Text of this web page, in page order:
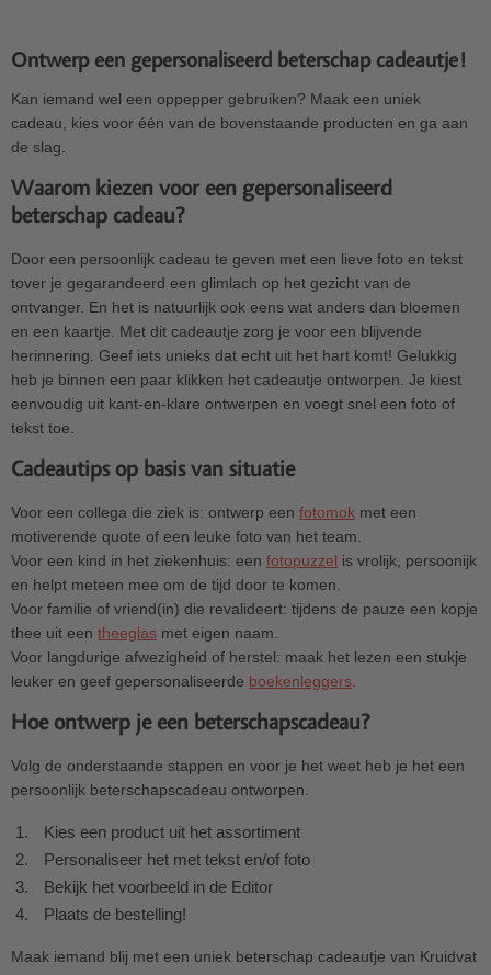
Ontwerp een gepersonaliseerd beterschap cadeautje!
Kan iemand wel een oppepper gebruiken? Maak een uniek
cadeau, kies voor één van de bovenstaande producten en ga aan
de slag.
Waarom kiezen voor een gepersonaliseerd
beterschap cadeau?
Door een persoonlijk cadeau te geven met een lieve foto en tekst
tover je gegarandeerd een glimlach op het gezicht van de
ontvanger. En het is natuurlijk ook eens wat anders dan bloemen
en een kaartje. Met dit cadeautje zorg je voor een blijvende
herinnering. Geef iets unieks dat echt uit het hart komt! Gelukkig
heb je binnen een paar klikken het cadeautje ontworpen. Je kiest
eenvoudig uit kant-en-klare ontwerpen en voegt snel een foto of
tekst toe.
Cadeautips op basis van situatie
Voor een collega die ziek is: ontwerp een fotomok met een
motiverende quote of een leuke foto van het team.
Voor een kind in het ziekenhuis: een fotopuzzel is vrolijk, persoonijk
en helpt meteen mee om de tijd door te komen.
Voor familie of vriend(in) die revalideert: tijdens de pauze een kopje
thee uit een theeglas met eigen naam.
Voor langdurige afwezigheid of herstel: maak het lezen een stukje
leuker en geef gepersonaliseerde boekenleggers
Hoe ontwerp je een beterschapscadeau?
Volg de onderstaande stappen en voor je het weet heb je het een
persoonlijk beterschapscadeau ontworpen.
Kies een product uit het assortiment
Personaliseer het met tekst en/of foto
Bekijk het voorbeeld in de Editor
Plaats de bestelling!
Maak iemand blij met een uniek beterschap cadeautje van Kruidvat